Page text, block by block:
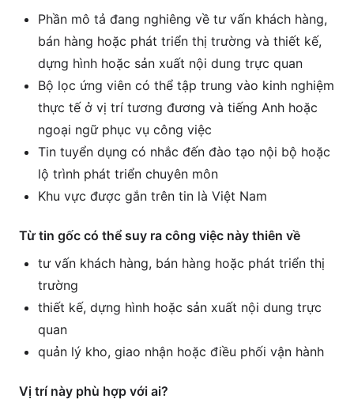
Phần mô tả đang nghiêng về tư vấn khách hàng,
bán hàng hoặc phát triển thị trường và thiết kế,
dựng hình hoặc sản xuất nội dung trực quan
Bộ lọc ứng viên có thể tập trung vào kinh nghiệm
thực tế ở vị trí tương đương và tiếng Anh hoặc
ngoại ngữ phục vụ công việc
Tin tuyển dụng có nhắc đến đào tạo nội bộ hoặc
lộ trình phát triển chuyên môn
Khu vực được gắn trên tin là Việt Nam
Từ tin gốc có thể suy ra công việc này thiên về
tư vấn khách hàng, bán hàng hoặc phát triển thị
trường
thiết kế, dựng hình hoặc sản xuất nội dung trực
quan
quản lý kho, giao nhận hoặc điều phối vận hành
Vị trí này phù hợp với ai?